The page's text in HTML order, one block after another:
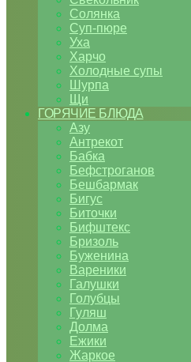
Солянка
Суп-пюре
Уха
Харчо
Холодные супы
Шурпа
Щи
ГОРЯЧИЕ БЛЮДА
Азу
Антрекот
Бабка
Бефстроганов
Бешбармак
Бигус
Биточки
Бифштекс
Бризоль
Буженина
Вареники
Галушки
Голубцы
Гуляш
Долма
Ежики
Жаркое